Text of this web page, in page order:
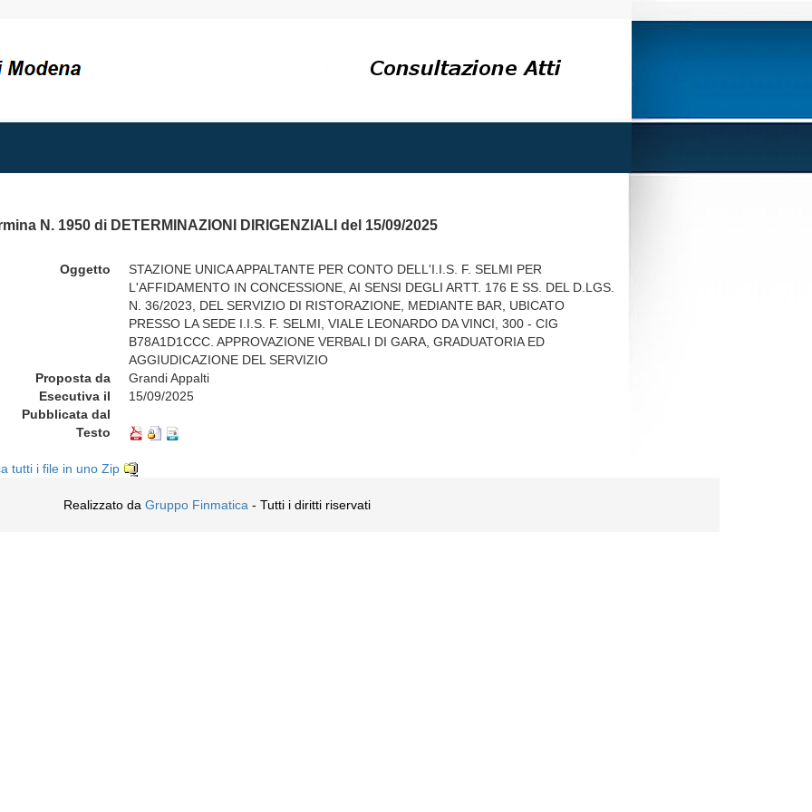
N. 1950 di DETERMINAZIONI DIRIGENZIALI del 15/09/2025
Oggetto
STAZIONE UNICA APPALTANTE PER CONTO DELL'I.I.S. F. SELMI PER
L'AFFIDAMENTO IN CONCESSIONE, AI SENSI DEGLI ARTT. 176 E SS. DEL D.LGS.
N. 36/2023, DEL SERVIZIO DI RISTORAZIONE, MEDIANTE BAR, UBICATO
PRESSO LA SEDE I.I.S. F. SELMI, VIALE LEONARDO DA VINCI, 300 - CIG
B78A1D1CCC. APPROVAZIONE VERBALI DI GARA, GRADUATORIA ED
AGGIUDICAZIONE DEL SERVIZIO
Proposta da
Grandi Appalti
Esecutiva il
15/09/2025
Pubblicata dal
Testo
tutti i file in uno Zip
Realizzato da Gruppo Finmatica - Tutti i diritti riservati